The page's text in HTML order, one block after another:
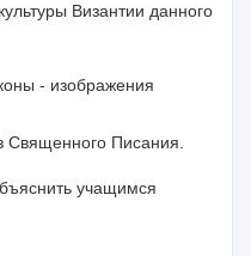
Византии данного
- изображения
Священного Писания.
учащимся